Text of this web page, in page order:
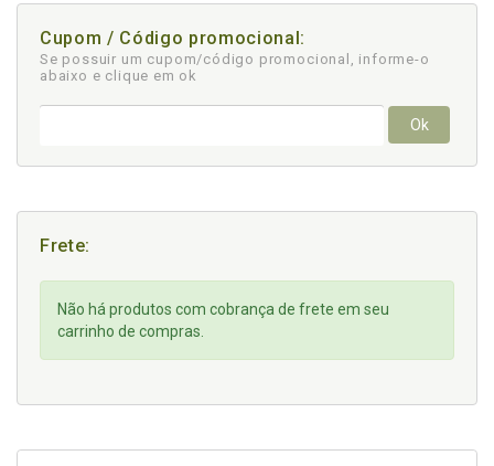
Cupom / Código promocional:
Se possuir um cupom/código promocional, informe-o
abaixo e clique em ok
Ok
Frete:
Não há produtos com cobrança de frete em seu
carrinho de compras.